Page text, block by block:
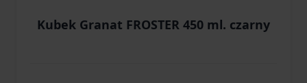
Kubek Granat FROSTER 450 ml. czarny